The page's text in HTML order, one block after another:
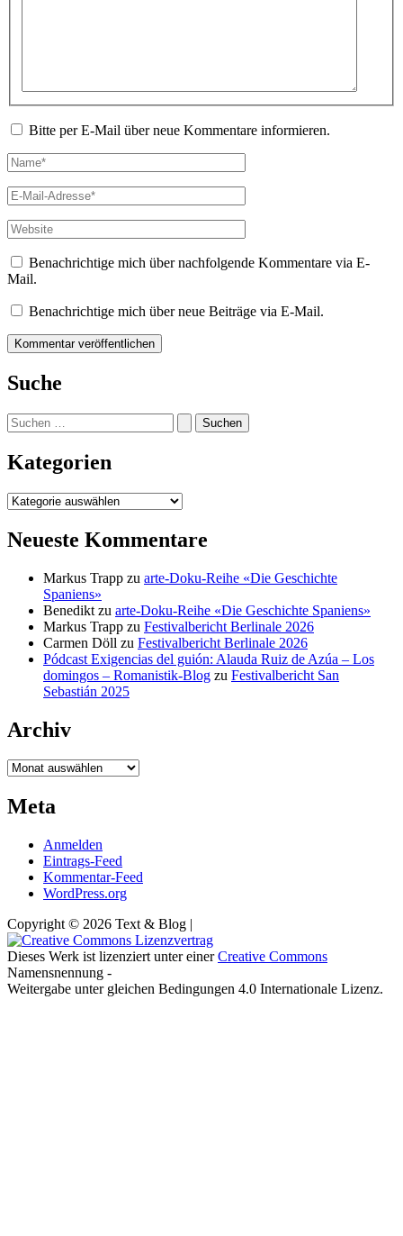
Bitte per E-Mail über neue Kommentare informieren.
Name*
E-
Mail-
Adresse*
Website
Benachrichtige mich über nachfolgende Kommentare via E-
Mail.
Benachrichtige mich über neue Beiträge via E-Mail.
Suche
Suchen
nach:
Kategorien
Kategorien
Neueste Kommentare
Markus Trapp zu arte-Doku-Reihe «Die Geschichte
Spaniens»
Benedikt zu arte-Doku-Reihe «Die Geschichte Spaniens»
Markus Trapp zu Festivalbericht Berlinale 2026
Carmen Döll zu Festivalbericht Berlinale 2026
Pódcast Exigencias del guión: Alauda Ruiz de Azúa – Los
domingos – Romanistik-Blog zu Festivalbericht San
Sebastián 2025
Archiv
Archiv
Meta
Anmelden
Eintrags-Feed
Kommentar-Feed
WordPress.org
Copyright © 2026 Text & Blog |
Dieses Werk ist lizenziert unter einerCreative Commons
Namensnennung -
Weitergabe unter gleichen Bedingungen 4.0 Internationale Lizenz.